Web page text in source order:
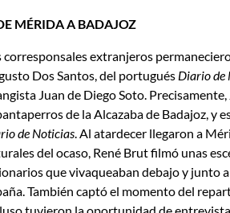
MÉRIDA A BADAJOZ
corresponsales extranjeros
Dos Santos, del portugués Diario de
Juan de Diego Soto.
de la Alcazaba de Badajoz, y
o de Noticias. Al atardecer llegaron a
del ocaso, René Brut filmó unas
que vivaqueaban debajo y junto
También captó el momento del